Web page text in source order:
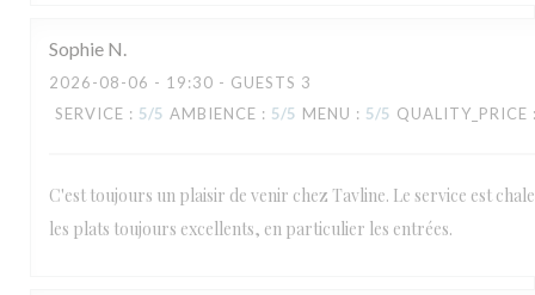
Sophie N
2026-08-06 - 19:30 - GUESTS 3
SERVICE : 5/5 AMBIENCE : 5/5 MENU : 5/5 QUALITY_PRICE
C'est toujours un plaisir de venir chez Tavline. Le service est
les plats toujours excellents, en particulier les entrées.